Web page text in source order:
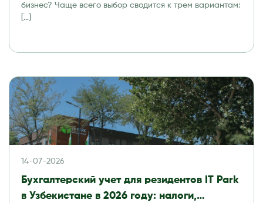
бизнес? Чаще всего выбор сводится к трем вариантам:
[…]
14-07-2026
Бухгалтерский учет для резидентов IT Park
в Узбекистане в 2026 году: налоги,